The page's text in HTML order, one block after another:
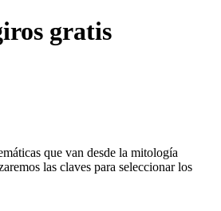
gratis
que van desde la mitología
las claves para seleccionar los